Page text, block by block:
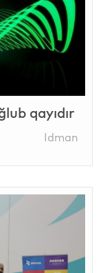
qayıdır
Idman